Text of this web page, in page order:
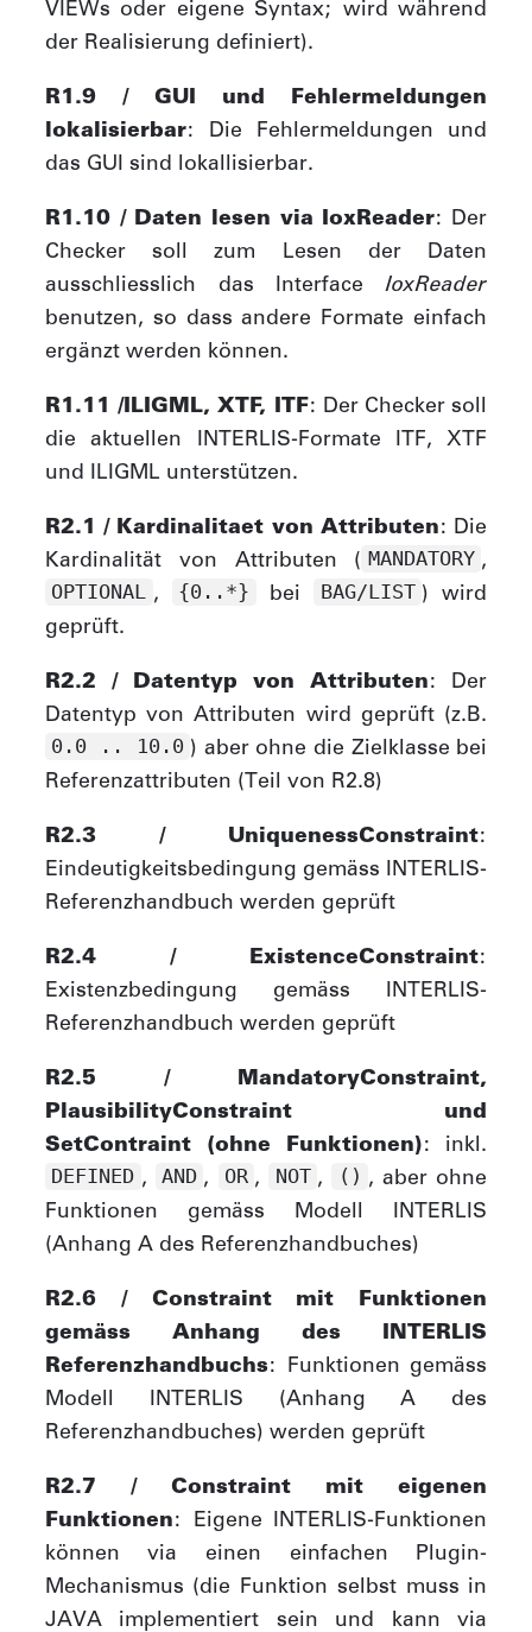
VIEWs oder eigene Syntax; wird während
der Realisierung definiert).
R1.9 / GUI und Fehlermeldungen
lokalisierbar: Die Fehlermeldungen und
das GUI sind lokallisierbar.
R1.10 / Daten lesen via IoxReader: Der
Checker soll zum Lesen der Daten
ausschliesslich das InterfaceIoxReader
benutzen, so dass andere Formate einfach
ergänzt werden können.
R1.11 /ILIGML, XTF, ITF: Der Checker soll
die aktuellen INTERLIS-Formate ITF, XTF
und ILIGML unterstützen.
R2.1 / Kardinalitaet von Attributen: Die
Kardinalität von Attributen ( MANDATORY ,
OPTIONAL , {0..*} bei BAG/LIST ) wird
geprüft.
R2.2 / Datentyp von Attributen: Der
Datentyp von Attributen wird geprüft (z.B.
0.0 .. 10.0 ) aber ohne die Zielklasse bei
Referenzattributen (Teil von R2.8)
R2.3 / UniquenessConstraint:
Eindeutigkeitsbedingung gemäss INTERLIS-
Referenzhandbuch werden geprüft
R2.4 / ExistenceConstraint:
Existenzbedingung gemäss INTERLIS-
Referenzhandbuch werden geprüft
R2.5 / MandatoryConstraint,
PlausibilityConstraint und
SetContraint (ohne Funktionen): inkl.
DEFINED , AND , OR , NOT , () , aber ohne
Funktionen gemäss Modell INTERLIS
(Anhang A des Referenzhandbuches)
R2.6 / Constraint mit Funktionen
gemäss Anhang des INTERLIS
Referenzhandbuchs: Funktionen gemäss
Modell INTERLIS (Anhang A des
Referenzhandbuches) werden geprüft
R2.7 / Constraint mit eigenen
Funktionen: Eigene INTERLIS-Funktionen
können via einen einfachen Plugin-
Mechanismus (die Funktion selbst muss in
JAVA implementiert sein und kann via